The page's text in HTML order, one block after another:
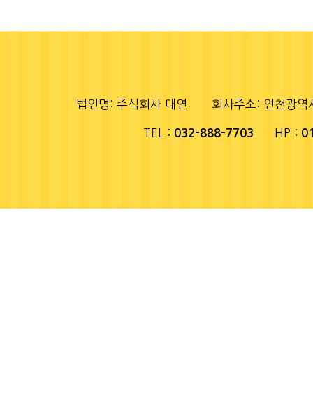
법인명: 주식회사 대연 회사주소: 인천광
TEL : 032-888-7703 HP :